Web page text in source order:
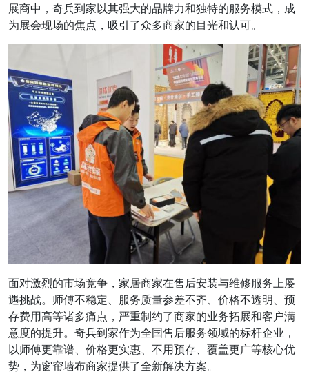
展商中，奇兵到家以其强大的品牌力和独特的服务模式，成
为展会现场的焦点，吸引了众多商家的目光和认可。
面对激烈的市场竞争，家居商家在售后安装与维修服务上屡
遇挑战。师傅不稳定、服务质量参差不齐、价格不透明、预
存费用高等诸多痛点，严重制约了商家的业务拓展和客户满
意度的提升。奇兵到家作为全国售后服务领域的标杆企业，
以师傅更靠谱、价格更实惠、不用预存、覆盖更广等核心优
势，为窗帘墙布商家提供了全新解决方案。